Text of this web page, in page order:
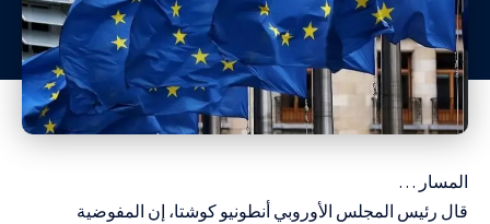
المسار …
قال رئيس المجلس الأوروبي أنطونيو كوشتا، إن المفوضية